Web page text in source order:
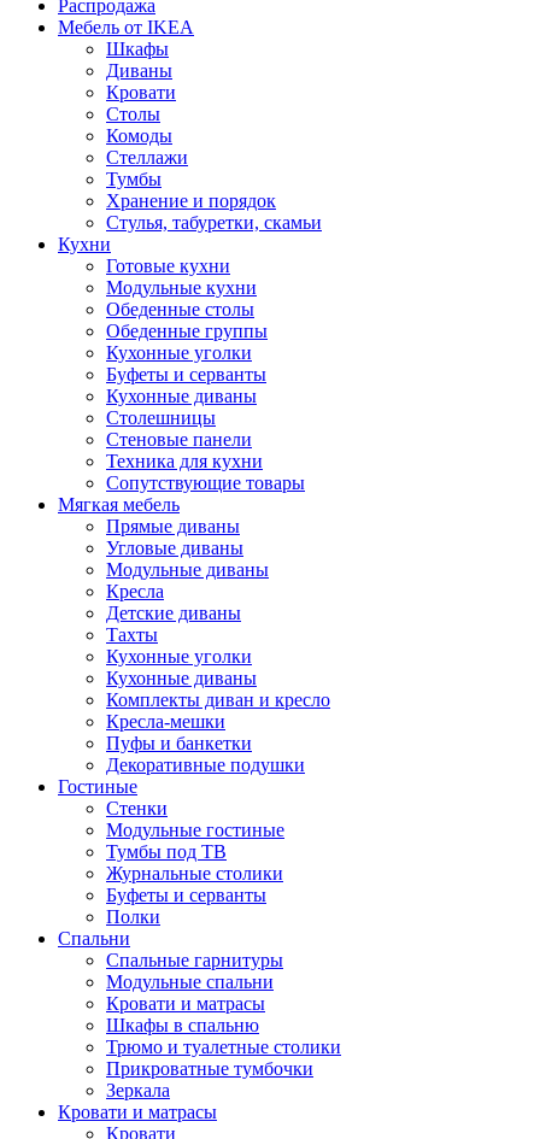
Распродажа
Мебель от IKEA
Шкафы
Диваны
Кровати
Столы
Комоды
Стеллажи
Тумбы
Хранение и порядок
Стулья, табуретки, скамьи
Кухни
Готовые кухни
Модульные кухни
Обеденные столы
Обеденные группы
Кухонные уголки
Буфеты и серванты
Кухонные диваны
Столешницы
Стеновые панели
Техника для кухни
Сопутствующие товары
Мягкая мебель
Прямые диваны
Угловые диваны
Модульные диваны
Кресла
Детские диваны
Тахты
Кухонные уголки
Кухонные диваны
Комплекты диван и кресло
Кресла-мешки
Пуфы и банкетки
Декоративные подушки
Гостиные
Стенки
Модульные гостиные
Тумбы под ТВ
Журнальные столики
Буфеты и серванты
Полки
Спальни
Спальные гарнитуры
Модульные спальни
Кровати и матрасы
Шкафы в спальню
Трюмо и туалетные столики
Прикроватные тумбочки
Зеркала
Кровати и матрасы
Кровати